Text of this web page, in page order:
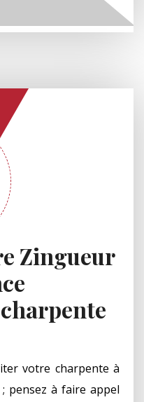
Zingueur
votre charpente à
pensez à faire appel